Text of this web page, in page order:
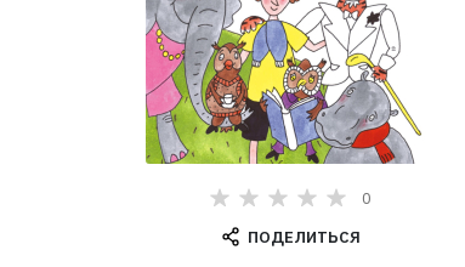
0
ПОДЕЛИТЬСЯ